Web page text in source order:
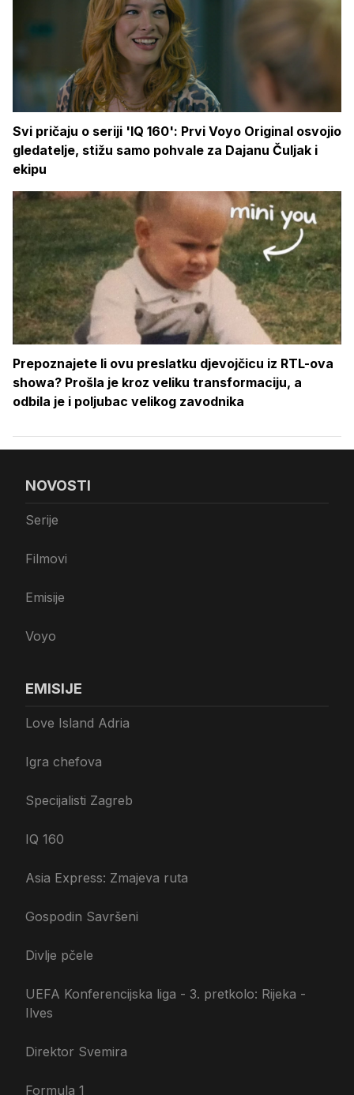
Svi pričaju o seriji 'IQ 160': Prvi Voyo Original osvojio
gledatelje, stižu samo pohvale za Dajanu Čuljak i
ekipu
Prepoznajete li ovu preslatku djevojčicu iz RTL-ova
showa? Prošla je kroz veliku transformaciju, a
odbila je i poljubac velikog zavodnika
NOVOSTI
Serije
Filmovi
Emisije
Voyo
EMISIJE
Love Island Adria
Igra chefova
Specijalisti Zagreb
IQ 160
Asia Express: Zmajeva ruta
Gospodin Savršeni
Divlje pčele
UEFA Konferencijska liga - 3. pretkolo: Rijeka -
Ilves
Direktor Svemira
Formula 1